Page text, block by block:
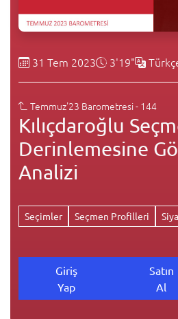
31 Tem 2023 3'19"
Temmuz'23 Barometresi - 144
Kılıçdaroğlu
Derinlemesine
Analizi
Seçimler Seçmen Profilleri
Giriş
Yap
Satın
Al